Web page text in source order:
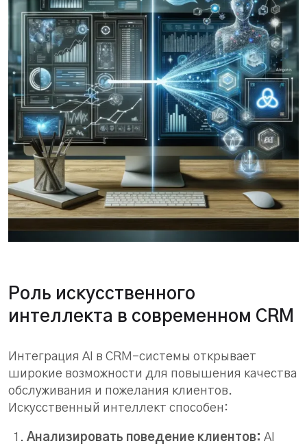
Роль искусственного
интеллекта в современном CRM
Интеграция AI в CRM-системы открывает
широкие возможности для повышения качества
обслуживания и пожелания клиентов.
Искусственный интеллект способен:
Анализировать поведение клиентов: AI